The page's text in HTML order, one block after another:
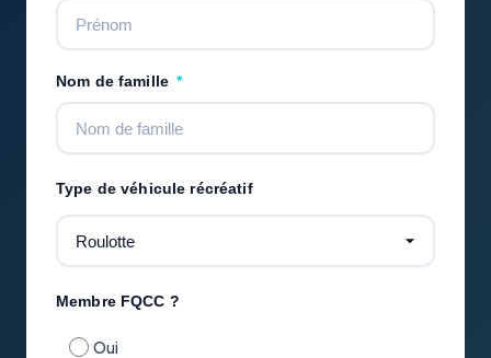
Nom de famille
Type de véhicule récréatif
Membre FQCC ?
Oui